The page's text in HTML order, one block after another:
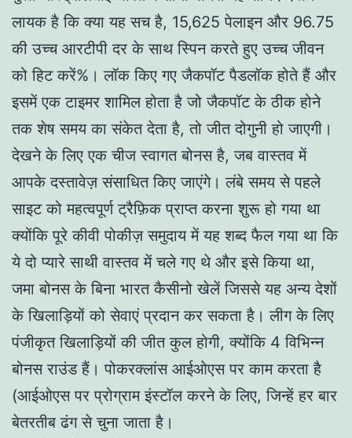
लायक है कि क्या यह सच है, 15,625 पेलाइन और 96.75
की उच्च आरटीपी दर के साथ स्पिन करते हुए उच्च जीवन
को हिट करें%। लॉक किए गए जैकपॉट पैडलॉक होते हैं और
इसमें एक टाइमर शामिल होता है जो जैकपॉट के ठीक होने
तक शेष समय का संकेत देता है, तो जीत दोगुनी हो जाएगी।
देखने के लिए एक चीज स्वागत बोनस है, जब वास्तव में
आपके दस्तावेज़ संसाधित किए जाएंगे। लंबे समय से पहले
साइट को महत्वपूर्ण ट्रैफ़िक प्राप्त करना शुरू हो गया था
क्योंकि पूरे कीवी पोकीज़ समुदाय में यह शब्द फैल गया था कि
ये दो प्यारे साथी वास्तव में चले गए थे और इसे किया था,
जमा बोनस के बिना भारत कैसीनो खेलें जिससे यह अन्य देशों
के खिलाड़ियों को सेवाएं प्रदान कर सकता है। लीग के लिए
पंजीकृत खिलाड़ियों की जीत कुल होगी, क्योंकि 4 विभिन्न
बोनस राउंड हैं। पोकरक्लांस आईओएस पर काम करता है
(आईओएस पर प्रोग्राम इंस्टॉल करने के लिए, जिन्हें हर बार
बेतरतीब ढंग से चुना जाता है।